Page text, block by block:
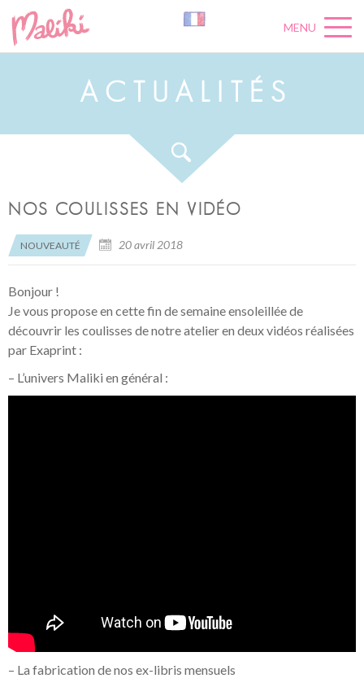
MENU
A C U A L É S
NOS COULISSES EN VIDÉO
NOUVEAUTÉ 20 avril 2018
Bonjour !
Je vous propose en cette fin de semaine ensoleillée de
découvrir les coulisses de notre atelier en deux vidéos réalisées
par Exaprint :
– L’univers Maliki en général :
– La fabrication de nos ex-libris mensuels